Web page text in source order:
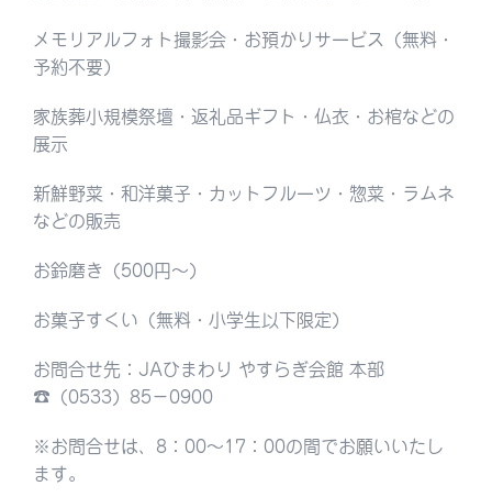
メモリアルフォト撮影会・お預かりサービス（無料・
予約不要）
家族葬小規模祭壇・返礼品ギフト・仏衣・お棺などの
展示
新鮮野菜・和洋菓子・カットフルーツ・惣菜・ラムネ
などの販売
お鈴磨き（500円〜）
お菓子すくい（無料・小学生以下限定）
お問合せ先：JAひまわり やすらぎ会館 本部
☎︎（0533）85−0900
※お問合せは、8：00〜17：00の間でお願いいたし
ます。